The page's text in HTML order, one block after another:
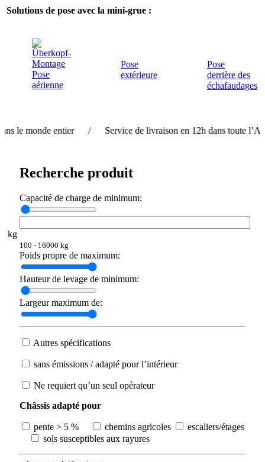
Solutions de pose avec la mini-grue :
Pose
aérienne
Pose
extérieure
Pose
derrière des
échafaudages
entier / Service de livraison en 12h dans toute
Recherche produit
Capacité de charge de minimum:
kg
100 - 16000 kg
Poids propre de maximum:
Hauteur de levage de minimum:
Largeur maximum de:
Autres spécifications
sans émissions / adapté pour l’intérieur
Ne requiert qu’un seul opérateur
Châssis adapté pour
pente > 5 % chemins agricoles
escaliers/étages
sols susceptibles aux rayures